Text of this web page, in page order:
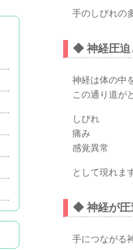
手のしびれの
◆ 神経圧迫
神経は体の中
この通り道が
しびれ
痛み
感覚異常
として現れま
◆ 神経が圧
手につながる